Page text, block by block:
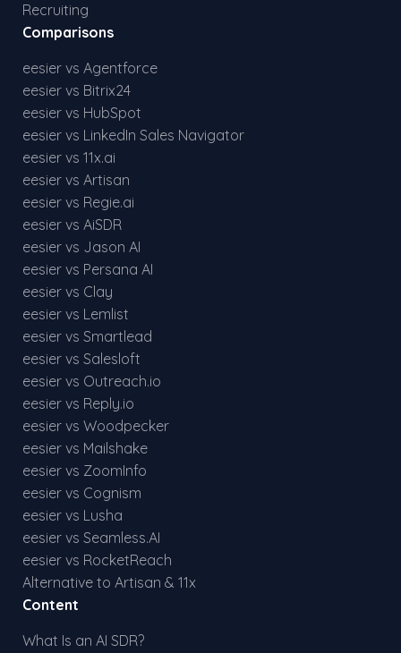
Recruiting
Comparisons
eesier vs Agentforce
eesier vs Bitrix24
eesier vs HubSpot
eesier vs LinkedIn Sales Navigator
eesier vs 11x.ai
eesier vs Artisan
eesier vs Regie.ai
eesier vs AiSDR
eesier vs Jason AI
eesier vs Persana AI
eesier vs Clay
eesier vs Lemlist
eesier vs Smartlead
eesier vs Salesloft
eesier vs Outreach.io
eesier vs Reply.io
eesier vs Woodpecker
eesier vs Mailshake
eesier vs ZoomInfo
eesier vs Cognism
eesier vs Lusha
eesier vs Seamless.AI
eesier vs RocketReach
Alternative to Artisan & 11x
Content
What Is an AI SDR?